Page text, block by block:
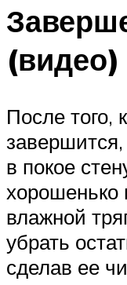
(видео)
После того,
в покое
хорошенько
влажной
убрать
сделав ее